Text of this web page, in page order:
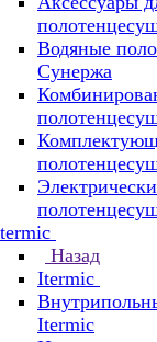
Водяные
Сунержа
Назад
Itermic
Itermic